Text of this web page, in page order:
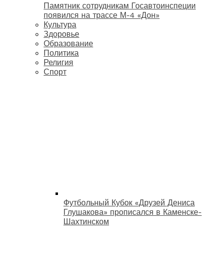
Памятник сотрудникам Госавтоинспеции
появился на трассе М-4 «Дон»
Культура
Здоровье
Образование
Политика
Религия
Спорт
Футбольный Кубок «Друзей Дениса
Глушакова» прописался в Каменске-
Шахтинском